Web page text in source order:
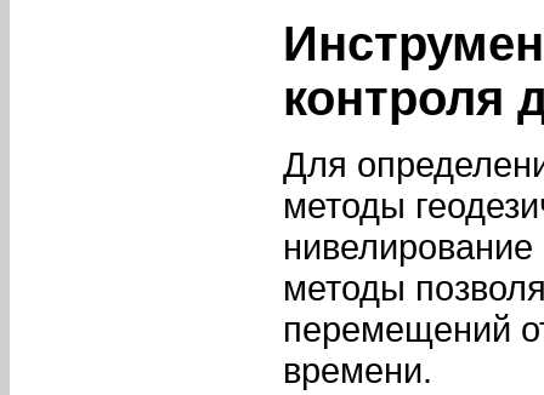
контроля
Для
методы
методы
перемещений
времени.